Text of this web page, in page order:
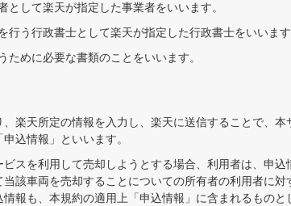
として楽天が指定した事業者をいいます。
行う行政書士として楽天が指定した行政書士をいいます
ために必要な書類のことをいいます。
楽天所定の情報を入力し、楽天に送信することで、
込情報」といいます。
スを利用して売却しようとする場合、利用者は、申込
該車両を売却することについての所有者の利用者に
情報も、本規約の適用上「申込情報」に含まれるもの